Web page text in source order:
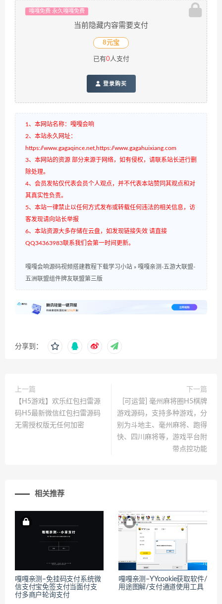
嘎嘎免费 永久嘎嘎免费
当前隐藏内容需要支付
8元宝
已有0人支付
登录购买
1、本网站名称：嘎嘎会响
2、本站永久网址：
https://www.gagaqince.net,https://www.gagahuixiang.com
3、本网站的资源 部分来源于网络，如有侵权，请联系站长进行删
除处理。
4、会员发帖仅代表会员个人观点，并不代表本站赞同其观点和对
其真实性负责。
5、本站一律禁止以任何方式发布或转载任何违法的相关信息，访
客发现请向站长举报
6、本站资源大多存储在云盘，如发现链接失效 请直接
QQ34363983联系我们会第一时间更新。
嘎嘎会响源码视频搭建教程下载学习小站 » 嘎嘎亲测-五游大联盟-
五洲联盟组件牌友联盟第三版
分享到：
上一篇
【H5游戏】欢乐红包扫雷源
码H5最新微信红包扫雷源码
无需授权版无任何加密
下一篇
[可运营] 毫州麻将圈H5棋牌
游戏源码，支持多种游戏，分
别为斗地主、毫州麻将、跑得
快、四川麻将等，游戏平台附
带点控功能
相关推荐
嘎嘎亲测–免挂码支付系统微
信支付宝免签支付当面付支
付多商户轮询支付
嘎嘎亲测–YYcookie获取软件/
用途图解/支付通道使用工具